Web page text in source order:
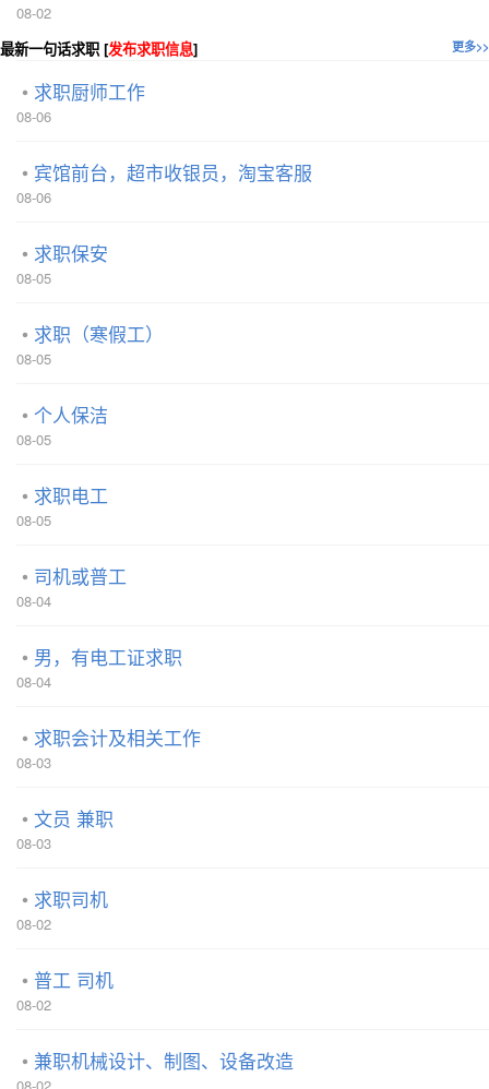
08-02
更多>>
最新一句话求职 [发布求职信息]
求职厨师工作
08-06
宾馆前台，超市收银员，淘宝客服
08-06
求职保安
08-05
求职（寒假工）
08-05
个人保洁
08-05
求职电工
08-05
司机或普工
08-04
男，有电工证求职
08-04
求职会计及相关工作
08-03
文员 兼职
08-03
求职司机
08-02
普工 司机
08-02
兼职机械设计、制图、设备改造